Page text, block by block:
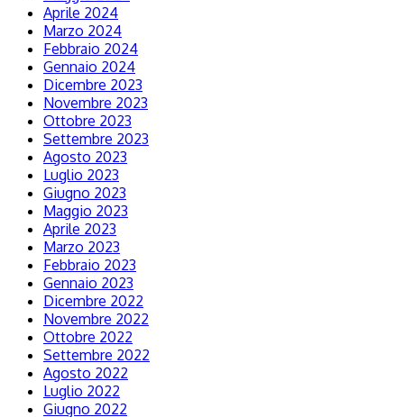
Aprile 2024
Marzo 2024
Febbraio 2024
Gennaio 2024
Dicembre 2023
Novembre 2023
Ottobre 2023
Settembre 2023
Agosto 2023
Luglio 2023
Giugno 2023
Maggio 2023
Aprile 2023
Marzo 2023
Febbraio 2023
Gennaio 2023
Dicembre 2022
Novembre 2022
Ottobre 2022
Settembre 2022
Agosto 2022
Luglio 2022
Giugno 2022